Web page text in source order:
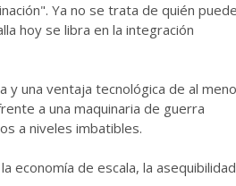
Ya no se trata de quién puede
hoy se libra en la integración
y una ventaja tecnológica de al
a una maquinaria de guerra
a niveles imbatibles.
economía de escala, la asequibilidad